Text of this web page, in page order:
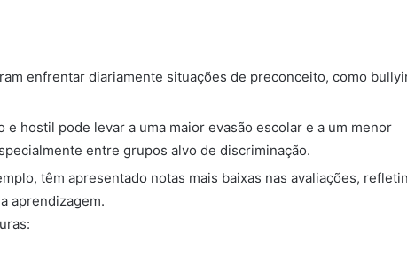
enfrentar diariamente situações de preconceito, como
e hostil pode levar a uma maior evasão escolar e a um menor
entre grupos alvo de discriminação.
têm apresentado notas mais baixas nas avaliações,
aprendizagem.